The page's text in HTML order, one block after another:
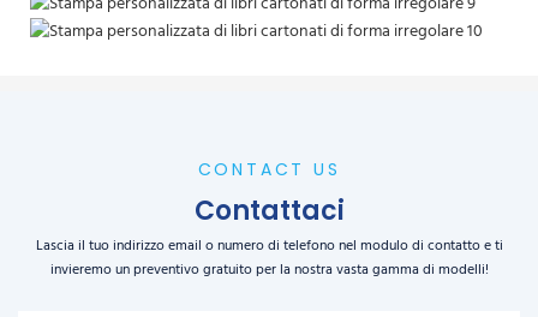
CONTACT US
Contattaci
Lascia il tuo indirizzo email o numero di telefono nel modulo di contatto e ti
invieremo un preventivo gratuito per la nostra vasta gamma di modelli!